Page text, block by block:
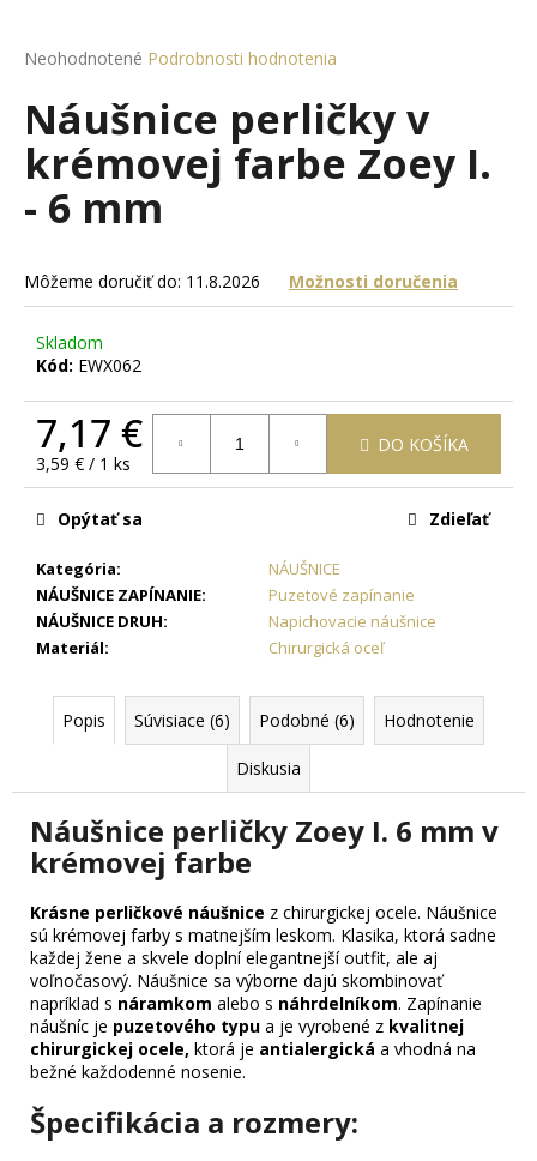
Priemerné
produktu
je
0,0
hviezdičiek.
Neohodnotené Podrobnosti hodnotenia
Náušnice perličky v
krémovej farbe Zoey I.
- 6 mm
Môžeme doručiť do: 11.8.2026 Možnosti doručenia
Skladom
Kód: EWX062
7,17 €
Jednotková
cena:
3,59 € / 1 ks
DO KOŠÍKA
Kategória:
NÁUŠNICE
NÁUŠNICE ZAPÍNANIE:
Puzetové zapínanie
NÁUŠNICE DRUH:
Napichovacie náušnice
Materiál: Chirurgická oceľ
Opýtať sa Zdieľať
Popis Súvisiace (6) Podobné (6) Hodnotenie
Diskusia
Náušnice perličky Zoey I. 6 mm v
krémovej farbe
Krásne perličkové náušnice z chirurgickej ocele. Náušnice
sú krémovej farby s matnejším leskom. Klasika, ktorá sadne
každej žene a skvele doplní elegantnejší outfit, ale aj
voľnočasový. Náušnice sa výborne dajú skombinovať
napríklad s náramkom alebo s náhrdelníkom. Zapínanie
náušníc je puzetového typu a je vyrobené z kvalitnej
chirurgickej ocele, ktorá je antialergická a vhodná na
bežné každodenné nosenie.
Špecifikácia a rozmery:
j
ť
?
HĽADAŤ
d
o
r
ú
a
m
e
OCEĽOVÁ
RETIAZKA
PRÍVESKOM
DAMIAN
PRI
TOMTO
PRODUKTE
MÔŽETE
ZVOLIŤ
DĹŽKU
RETIAZKY
16,48
€